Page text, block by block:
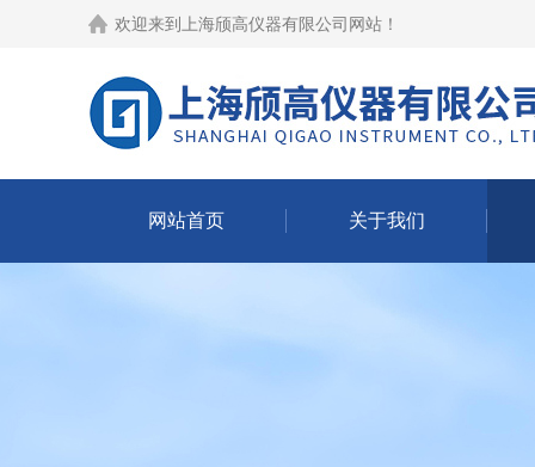
欢迎来到 上海颀高仪器有限公司网站 ！
网站首页 关于我们